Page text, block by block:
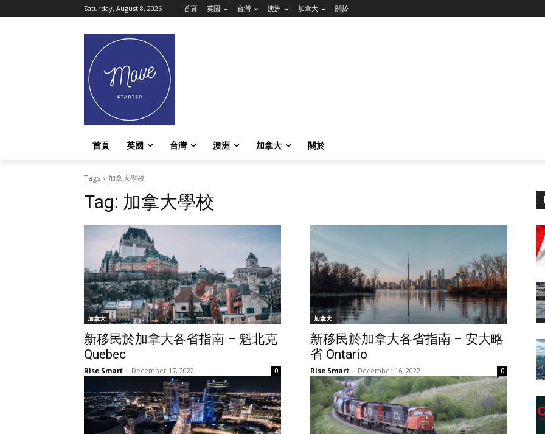
Saturday, August 8, 2026 首頁 英國 台灣 澳洲 加拿大 關於
首頁 英國 台灣 澳洲 加拿大 關於
Tags 加拿大學校
Tag: 加拿大學校
加拿大
新移民於加拿大各省指南 – 魁北克
Quebec
Rise Smart - December 17, 2022 0
加拿大
新移民於加拿大各省指南 – 安大略
省 Ontario
Rise Smart - December 16, 2022 0